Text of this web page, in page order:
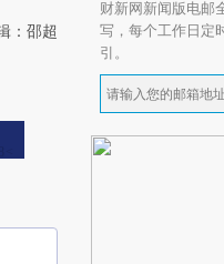
：邵超
财新网新闻版电邮
写，每个工作日定
引。